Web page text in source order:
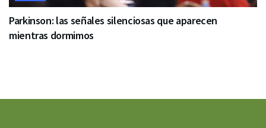
Parkinson: las señales silenciosas que aparecen
mientras dormimos